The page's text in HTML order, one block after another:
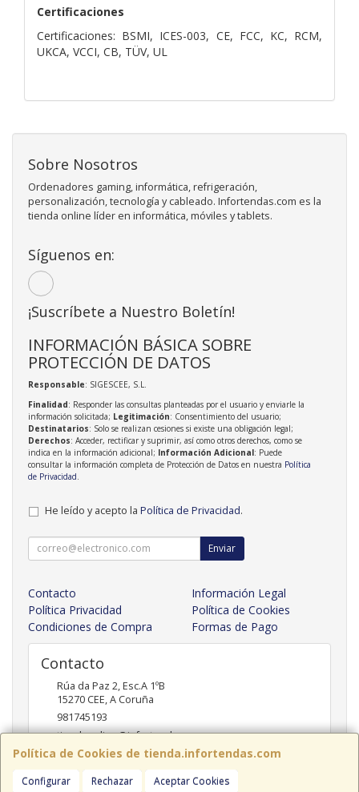
Certificaciones
Certificaciones: BSMI, ICES-003, CE, FCC, KC, RCM,
UKCA, VCCI, CB, TÜV, UL
Política de Cookies de tienda.infortendas.com
Configurar Rechazar Aceptar Cookies
Sobre Nosotros
Ordenadores gaming, informática, refrigeración,
personalización, tecnología y cableado. Infortendas.com es la
tienda online líder en informática, móviles y tablets.
Síguenos en:
¡Suscríbete a Nuestro Boletín!
INFORMACIÓN BÁSICA SOBRE
PROTECCIÓN DE DATOS
Responsable: SIGESCEE, S.L.
Finalidad: Responder las consultas planteadas por el usuario y enviarle la
información solicitada; Legitimación: Consentimiento del usuario;
Destinatarios: Solo se realizan cesiones si existe una obligación legal;
Derechos: Acceder, rectificar y suprimir, así como otros derechos, como se
indica en la información adicional; Información Adicional: Puede
consultar la información completa de Protección de Datos en nuestra Política
de Privacidad
He leído y acepto la Política de Privacidad.
Enviar
Contacto
Información Legal
Política Privacidad
Política de Cookies
Condiciones de Compra
Formas de Pago
Contacto
Rúa da Paz 2, Esc.A 1ºB
15270 CEE,A Coruña
981745193
tiendaonline@infortendas.com
Horario